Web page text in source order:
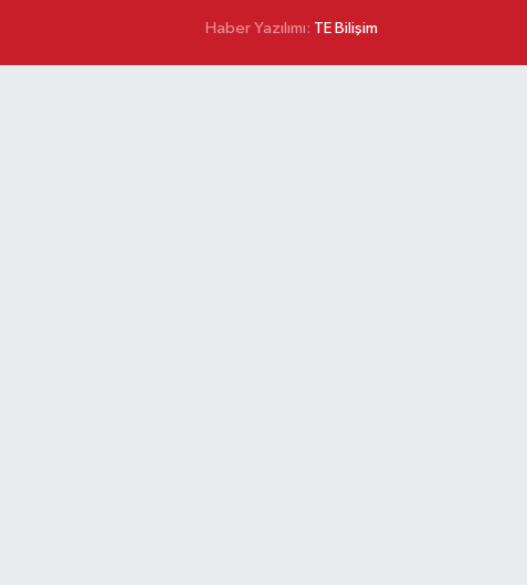
Haber Yazılımı: TE Bilişim